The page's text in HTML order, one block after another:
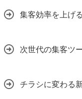
集客効率を上げ
次世代の集客ツ
チラシに変わる